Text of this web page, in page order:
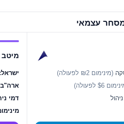
עצמאי
(מינימום ₪2 לפעולה)
$6 לפעולה)
מיטב
ישראל:
דמי